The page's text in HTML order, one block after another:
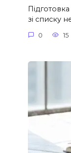
зі списку
0 15